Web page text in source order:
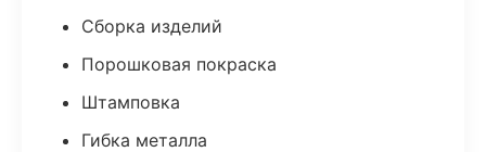
Сборка изделий
Порошковая покраска
Штамповка
Гибка металла